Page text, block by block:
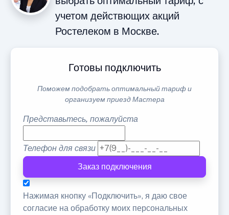
учетом действющих акций
Ростелеком в Москве.
Готовы подключить
Поможем подобрать оптимальный тариф и
организуем приезд Мастера
Представьтесь, пожалуйста
Телефон для связи
Заказ подключения
Нажимая кнопку «Подключить», я даю свое
согласие на обработку моих персональных